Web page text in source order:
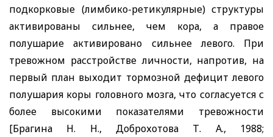
подкорковые (лимбико-ретикулярные) структуры
активированы сильнее, чем кора, а правое
полушарие активировано сильнее левого. При
тревожном расстройстве личности, напротив, на
первый план выходит тормозной дефицит левого
полушария коры головного мозга, что согласуется с
более высокими показателями тревожности
[Брагина Н. Н., Доброхотова Т. А., 1988;